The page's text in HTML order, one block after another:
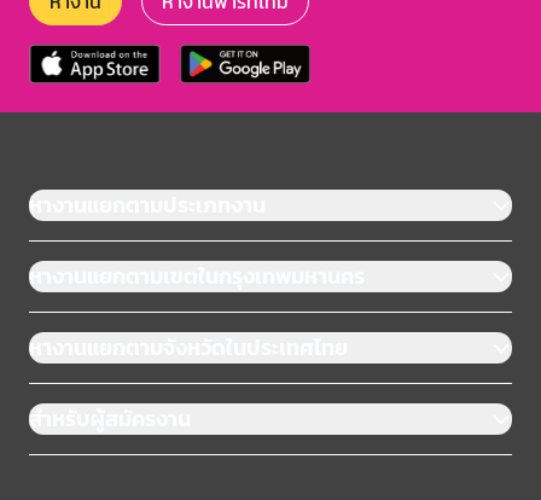
หางานแยกตามประเภทงาน
หางานแยกตามเขตในกรุงเทพมหานคร
หางานแยกตามจังหวัดในประเทศไทย
สำหรับผู้สมัครงาน